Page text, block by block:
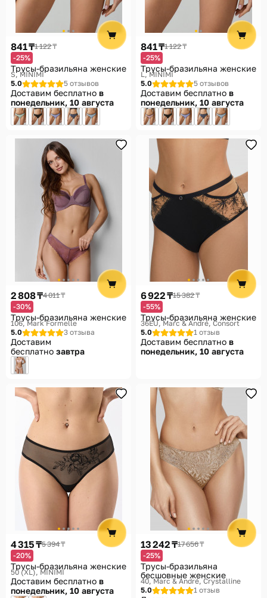
841 ₸1 122 ₸
-25%
Трусы-бразильяна женские
S MINIMI
5.0
5 отзывов
Доставим бесплатно в
понедельник, 10 августа
841 ₸1 122 ₸
-25%
Трусы-бразильяна женские
L MINIMI
5.0
5 отзывов
Доставим бесплатно в
понедельник, 10 августа
2 808 ₸4 011 ₸
-30%
Трусы-бразильяна женские
106 Mark Formelle
5.0
3 отзыва
Доставим
бесплатно завтра
6 922 ₸15 382 ₸
-55%
Трусы-бразильяна женские
36EU Marc & André, Consort
5.0
1 отзыв
Доставим бесплатно в
понедельник, 10 августа
4 315 ₸5 394 ₸
-20%
Трусы-бразильяна женские
50 (XL) MINIMI
Доставим бесплатно в
понедельник, 10 августа
13 242 ₸17 656 ₸
-25%
Трусы-бразильяна
бесшовные женские
40 Marc & André, Crystalline
5.0
1 отзыв
Помощь
Способы доставки
Способы оплаты